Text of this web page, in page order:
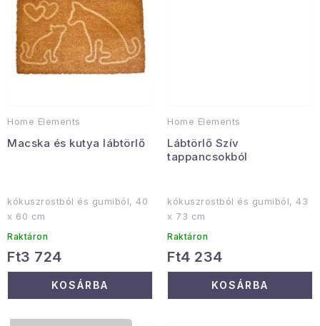
Veľkoobchodná spolupráca
A személyes adatok védelmének feltételei
Hogyan kell panaszkodni / visszaadni az áruka
Kereskedelem feltételes
Home Elements
Macska és kutya lábtörlő
kókuszrostból és gumiból, 40
x 60 cm
Raktáron
Ft3 724
KOSÁRBA
Home Elements
Lábtörlő Szív
tappancsokból
kókuszrostból és gumiból, 43
x 73 cm
Raktáron
Ft4 234
KOSÁRBA